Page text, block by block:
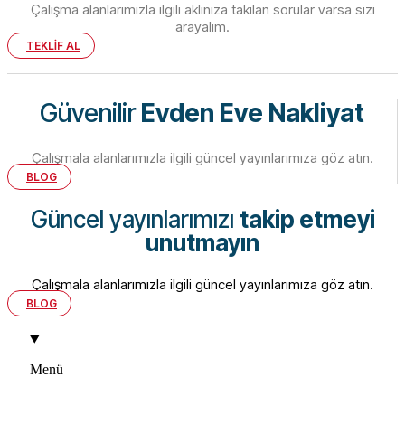
Çalışma alanlarımızla ilgili aklınıza takılan sorular varsa sizi
arayalım.
TEKLİF AL
GüvenilirEvden Eve Nakliyat
Çalışmala alanlarımızla ilgili güncel yayınlarımıza göz atın.
BLOG
Güncel yayınlarımızı takip etmeyi
unutmayın
Çalışmala alanlarımızla ilgili güncel yayınlarımıza göz atın.
BLOG
Menü